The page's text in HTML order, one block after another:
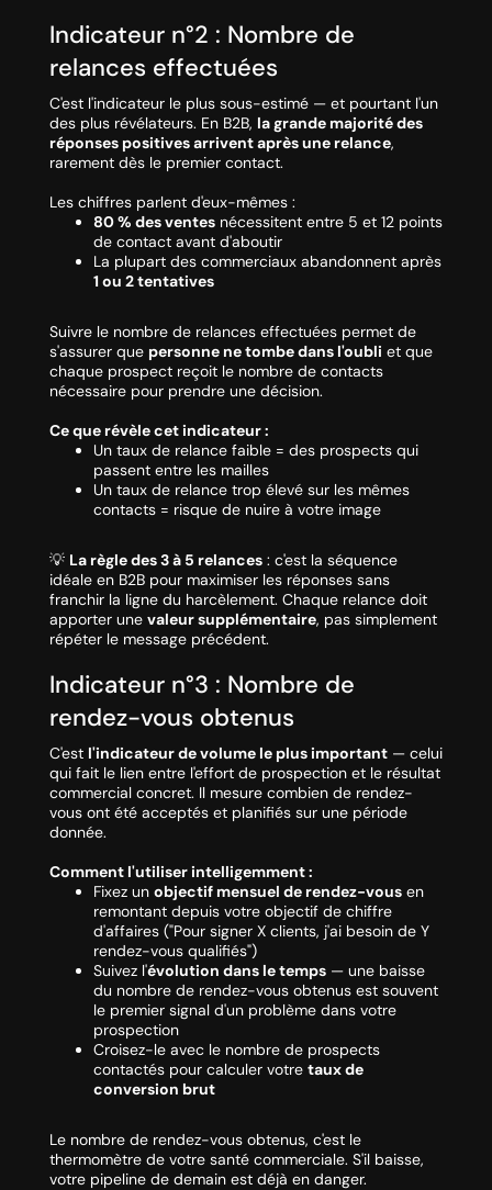
Indicateur n°2 : Nombre de
relances effectuées
C'est l'indicateur le plus sous-estimé — et pourtant l'un
des plus révélateurs. En B2B, la grande majorité des
réponses positives arrivent après une relance,
rarement dès le premier contact.
Les chiffres parlent d'eux-mêmes :
80 % des ventesnécessitent entre 5 et 12 points
de contact avant d'aboutir
La plupart des commerciaux abandonnent après
1 ou 2 tentatives
Suivre le nombre de relances effectuées permet de
s'assurer que personne ne tombe dans l'oubli et que
chaque prospect reçoit le nombre de contacts
nécessaire pour prendre une décision.
Ce que révèle cet indicateur :
Un taux de relance faible = des prospects qui
passent entre les mailles
Un taux de relance trop élevé sur les mêmes
contacts = risque de nuire à votre image
💡 La règle des 3 à 5 relances: c'est la séquence
idéale en B2B pour maximiser les réponses sans
franchir la ligne du harcèlement. Chaque relance doit
apporter une valeur supplémentaire, pas simplement
répéter le message précédent.
Indicateur n°3 : Nombre de
rendez-vous obtenus
C'est l'indicateur de volume le plus important— celui
qui fait le lien entre l'effort de prospection et le résultat
commercial concret. Il mesure combien de rendez-
vous ont été acceptés et planifiés sur une période
donnée.
Comment l'utiliser intelligemment :
Fixez un objectif mensuel de rendez-vousen
remontant depuis votre objectif de chiffre
d'affaires ("Pour signer X clients, j'ai besoin de Y
rendez-vous qualifiés")
Suivez l'évolution dans le temps— une baisse
du nombre de rendez-vous obtenus est souvent
le premier signal d'un problème dans votre
prospection
Croisez-le avec le nombre de prospects
contactés pour calculer votre taux de
conversion brut
Le nombre de rendez-vous obtenus, c'est le
thermomètre de votre santé commerciale. S'il baisse,
votre pipeline de demain est déjà en danger.